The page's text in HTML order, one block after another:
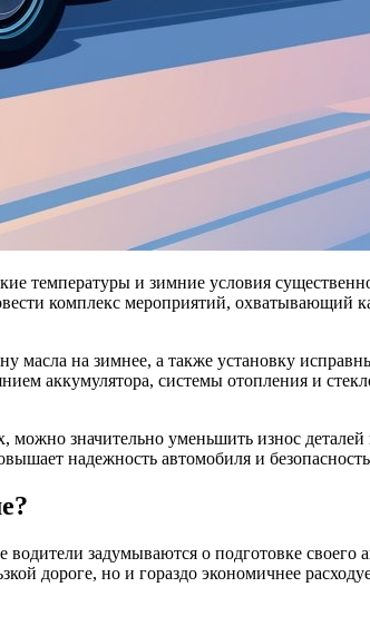
температуры и зимние условия
комплекс мероприятий, охватывающий
масла на зимнее, а также установку
аккумулятора, системы отопления и
значительно уменьшить износ деталей
надежность автомобиля и
задумываются о подготовке
дороге, но и гораздо экономичнее